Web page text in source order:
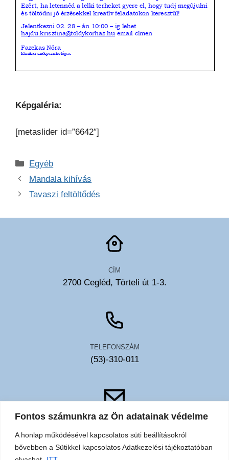
Fontos számunkra az Ön adatainak védelme
A honlap működésével kapcsolatos süti beállításokról
bővebben a Sütikkel kapcsolatos Adatkezelési tájékoztatóban
Képgaléria:
[metaslider id=”6642″]
Kategória
Egyéb
Mandala kihívás
Tavaszi feltöltődés
CÍM
2700 Cegléd, Törteli út 1-3.
TELEFONSZÁM
(53)-310-011
toldy@toldykorhaz.hu